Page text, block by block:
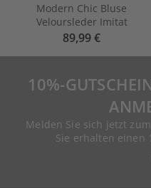
Modern Chic Bluse
Veloursleder Imitat
89,99 €
10%-
Melden Sie sich jetzt
Sie erhalten einen